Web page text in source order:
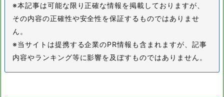
※本記事は可能な限り正確な情報を掲載しておりますが、
その内容の正確性や安全性を保証するものではありませ
ん。
※当サイトは提携する企業のPR情報も含まれますが、記事
内容やランキング等に影響を及ぼすものではありません。